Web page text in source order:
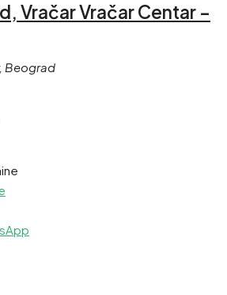
Vračar Vračar Centar –
Beograd